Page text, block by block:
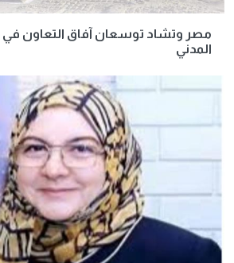
مصر وتشاد توسعان آفاق التعاون في
المدني